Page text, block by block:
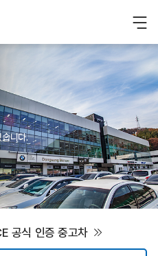
니다.
공식 인증 중고차